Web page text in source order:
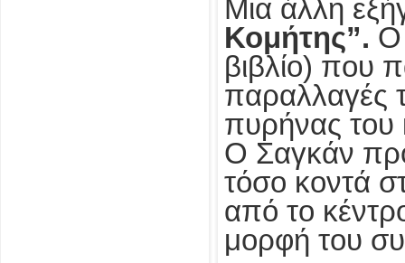
Μια άλλη
Κομήτης”. Ο
βιβλίο) που
παραλλαγές
πυρήνας του
Ο Σαγκάν
τόσο κοντά
από το
μορφή του